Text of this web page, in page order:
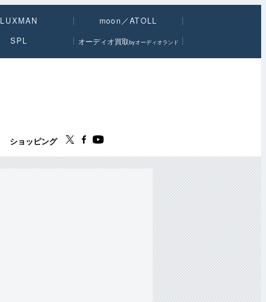
LUXMAN
moon／ATOLL
SPL オーディオ買取byオーディオランド
ショッピング